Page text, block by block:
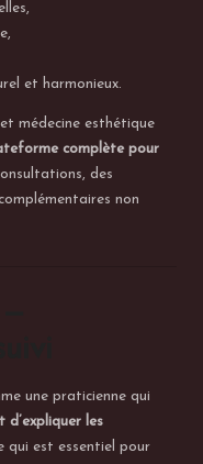
et harmonieux.
médecine esthétique
complète pour
des
non
une praticienne qui
d’expliquer les
qui est essentiel pour